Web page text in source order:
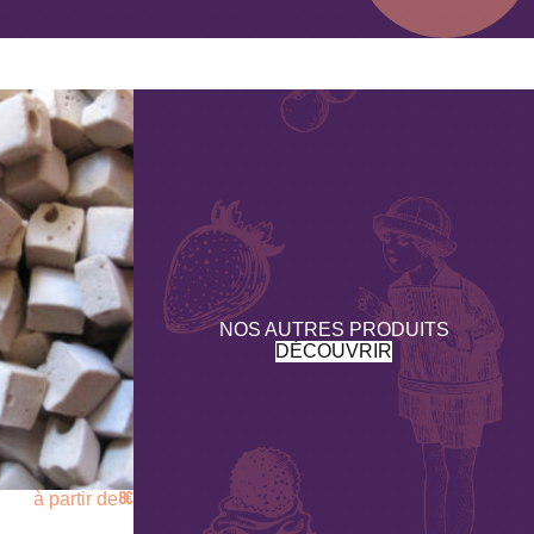
d’
à partir de8€
NOS AUTRES PRODUITS
DÉCOUVRIR